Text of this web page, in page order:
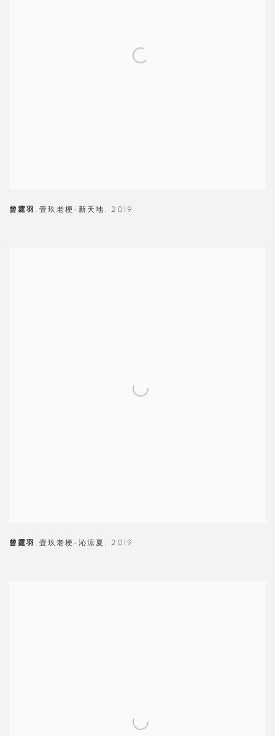
曾霆羽 , 壹玖老梗-新天地 , 2019
曾霆羽 , 壹玖老梗-沁涼夏 , 2019